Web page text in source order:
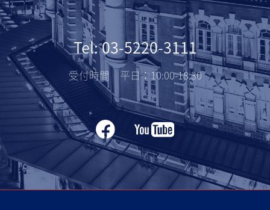
Tel: 03-5220-3111
受付時間 平日：10:00-18:30